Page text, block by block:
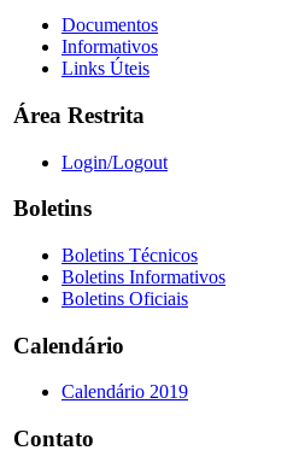
Documentos
Informativos
Links Úteis
Área Restrita
Login/Logout
Boletins
Boletins Técnicos
Boletins Informativos
Boletins Oficiais
Calendário
Calendário 2019
Contato